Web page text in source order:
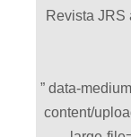
Revista JRS
” data-
content/